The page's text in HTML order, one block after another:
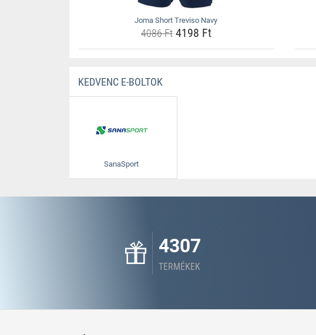
Joma Short Treviso Navy
4086 Ft4198 Ft
KEDVENC E-BOLTOK
SanaSport
4307
TERMÉKEK